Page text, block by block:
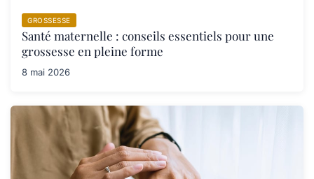
GROSSESSE
Santé maternelle : conseils essentiels pour une
grossesse en pleine forme
8 mai 2026